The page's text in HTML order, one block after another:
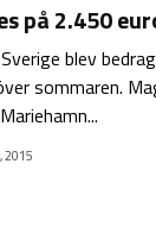
på 2.450
blev
sommaren.
2015